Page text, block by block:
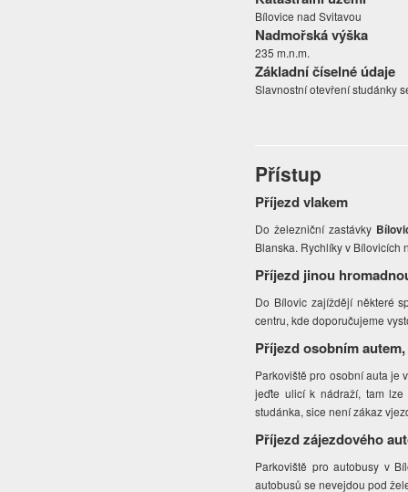
Bílovice nad Svitavou
Nadmořská výška
235 m.n.m.
Základní číselné údaje
Slavnostní otevření studánky
Přístup
Příjezd vlakem
Do železniční zastávky
Blanska. Rychlíky v Bílovicích
Příjezd jinou
Do Bílovic zajíždějí některé
centru, kde doporučujeme
Příjezd osobním
Parkoviště pro osobní auta je
jeďte ulicí k nádraží, tam lze
studánka, sice není zákaz
Příjezd zájezdového
Parkoviště pro autobusy v
autobusů se nevejdou pod